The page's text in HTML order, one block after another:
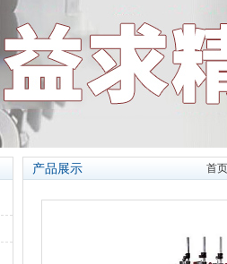
产品展示 首页